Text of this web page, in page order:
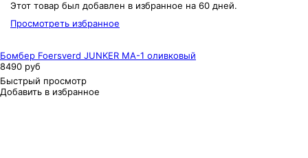
Этот товар был добавлен в избранное на 60 дней.
Просмотреть избранное
Бомбер Foersverd JUNKER MA-1 оливковый
8490 руб
Быстрый просмотр
Добавить в избранное